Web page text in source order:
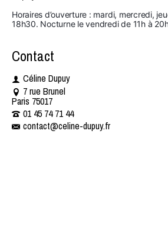
Horaires d’ouverture : mardi, mercredi,
18h30. Nocturne le vendredi de 11h à
Contact
Céline Dupuy
7 rue Brunel
Paris 75017
01 45 74 71 44 ​​
contact@celine-dupuy.fr